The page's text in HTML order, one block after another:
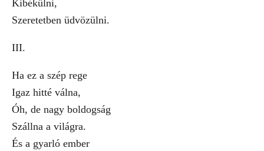
Kibékülni,
Szeretetben üdvözülni.
III.
Ha ez a szép rege
Igaz hitté válna,
Óh, de nagy boldogság
Szállna a világra.
És a gyarló ember